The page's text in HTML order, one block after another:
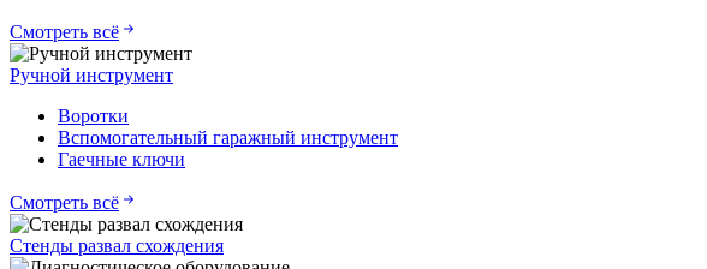
Смотреть всё
Ручной инструмент
Воротки
Вспомогательный гаражный инструмент
Гаечные ключи
Смотреть всё
Стенды развал схождения